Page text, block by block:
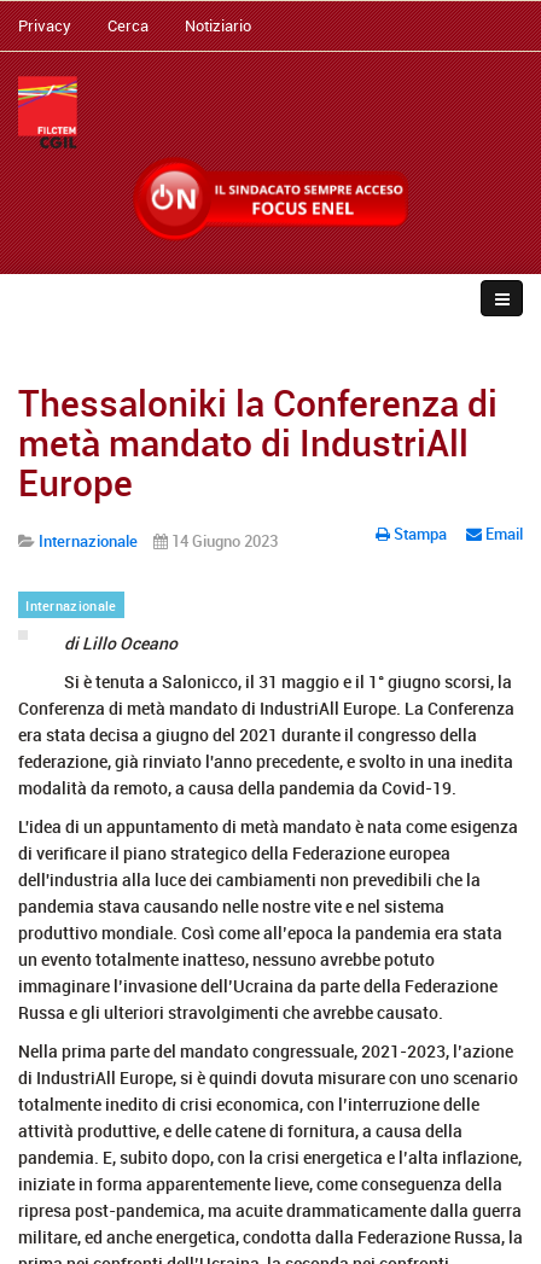
Privacy Cerca Notiziario
Thessaloniki la Conferenza di
metà mandato di IndustriAll
Europe
Stampa Email
Internazionale 14 Giugno 2023
Internazionale
di Lillo Oceano
Si è tenuta a Salonicco, il 31 maggio e il 1° giugno scorsi, la
Conferenza di metà mandato di IndustriAll Europe. La Conferenza
era stata decisa a giugno del 2021 durante il congresso della
federazione, già rinviato l'anno precedente, e svolto in una inedita
modalità da remoto, a causa della pandemia da Covid-19.
L'idea di un appuntamento di metà mandato è nata come esigenza
di verificare il piano strategico della Federazione europea
dell'industria alla luce dei cambiamenti non prevedibili che la
pandemia stava causando nelle nostre vite e nel sistema
produttivo mondiale. Così come all’epoca la pandemia era stata
un evento totalmente inatteso, nessuno avrebbe potuto
immaginare l’invasione dell’Ucraina da parte della Federazione
Russa e gli ulteriori stravolgimenti che avrebbe causato.
Nella prima parte del mandato congressuale, 2021-2023, l’azione
di IndustriAll Europe, si è quindi dovuta misurare con uno scenario
totalmente inedito di crisi economica, con l’interruzione delle
attività produttive, e delle catene di fornitura, a causa della
pandemia. E, subito dopo, con la crisi energetica e l’alta inflazione,
iniziate in forma apparentemente lieve, come conseguenza della
ripresa post-pandemica, ma acuite drammaticamente dalla guerra
militare, ed anche energetica, condotta dalla Federazione Russa, la